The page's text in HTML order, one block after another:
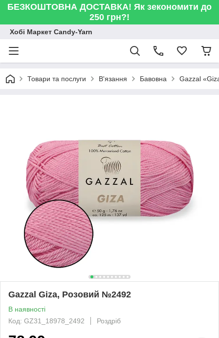
БЕЗКОШТОВНА ДОСТАВКА! Як зекономити до
250 грн?!
Хобі Маркет Candy-Yarn
Товари та послуги В'язання Бавовна Gazzal
Gazzal Giza, Розовий №2492
В наявності
Код: GZ31_18978_2492
Роздріб